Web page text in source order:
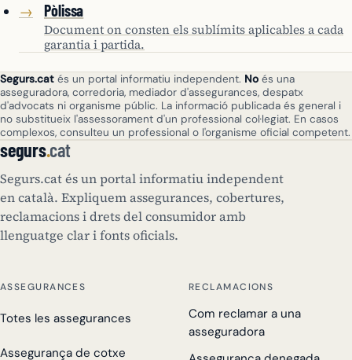
→ Pòlissa
Document on consten els sublímits aplicables a cada
garantia i partida.
Segurs.cat és un portal informatiu independent. No és una
asseguradora, corredoria, mediador d'assegurances, despatx
d'advocats ni organisme públic. La informació publicada és general i
no substitueix l'assessorament d'un professional col·legiat. En casos
complexos, consulteu un professional o l'organisme oficial competent.
segurs.cat
Segurs.cat és un portal informatiu independent
en català. Expliquem assegurances, cobertures,
reclamacions i drets del consumidor amb
llenguatge clar i fonts oficials.
ASSEGURANCES
Totes les assegurances
Assegurança de cotxe
RECLAMACIONS
Com reclamar a una
asseguradora